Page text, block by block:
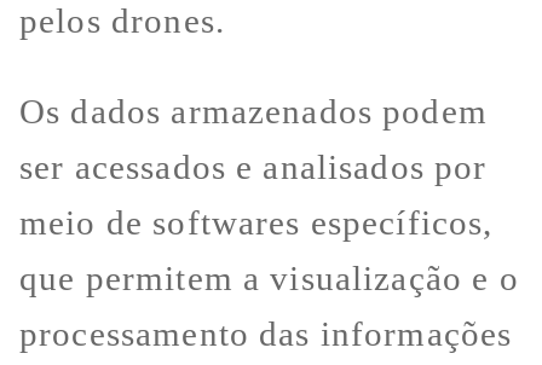
pelos drones.
Os dados armazenados podem
ser acessados e analisados por
meio de softwares específicos,
que permitem a visualização e o
processamento das informações